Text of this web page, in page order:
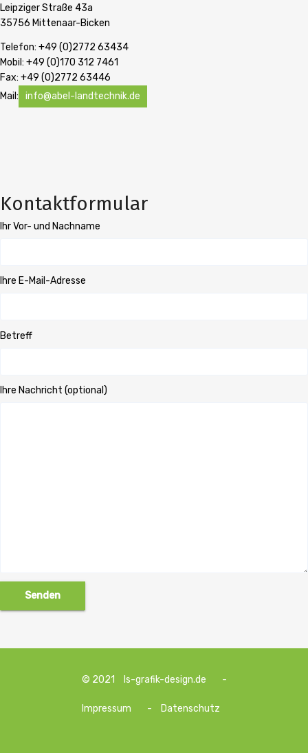
Leipziger Straße 43a
35756 Mittenaar-Bicken
Telefon: +49 (0)2772 63434
Mobil: +49 (0)170 312 7461
Fax: +49 (0)2772 63446
Mail:
info@abel-landtechnik.de
Kontaktformular
Ihr Vor- und Nachname
Ihre E-Mail-Adresse
Betreff
Ihre Nachricht (optional)
© 2021 ls-grafik-design.de -
Impressum - Datenschutz